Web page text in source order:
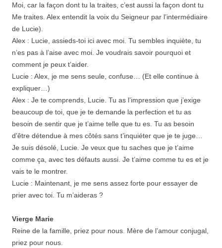
Moi, car la façon dont tu la traites, c’est aussi la façon dont tu
Me traites. Alex entendit la voix du Seigneur par l’intermédiaire
de Lucie).
Alex : Lucie, assieds-toi ici avec moi. Tu sembles inquiète, tu
n’es pas à l’aise avec moi. Je voudrais savoir pourquoi et
comment je peux t’aider.
Lucie : Alex, je me sens seule, confuse… (Et elle continue à
expliquer…)
Alex : Je te comprends, Lucie. Tu as l’impression que j’exige
beaucoup de toi, que je te demande la perfection et tu as
besoin de sentir que je t’aime telle que tu es. Tu as besoin
d’être détendue à mes côtés sans t’inquiéter que je te juge…
Je suis désolé, Lucie. Je veux que tu saches que je t’aime
comme ça, avec tes défauts aussi. Je t’aime comme tu es et je
vais te le montrer.
Lucie : Maintenant, je me sens assez forte pour essayer de
prier avec toi. Tu m’aideras ?
Vierge Marie
Reine de la famille, priez pour nous. Mère de l’amour conjugal,
priez pour nous.